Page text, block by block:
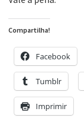
Compartilha!
Facebook
Tumblr
Imprimir